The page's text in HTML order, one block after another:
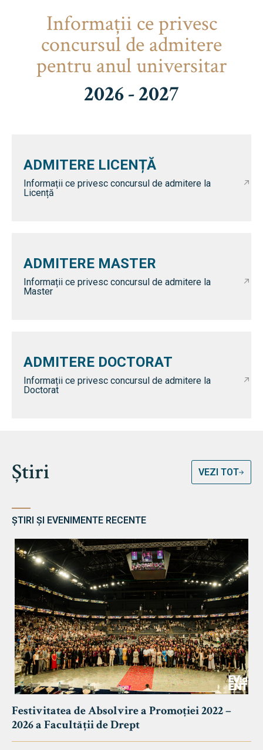
Informaţii ce privesc
concursul de admitere
pentru anul universitar
2026 - 2027
ADMITERE LICENȚĂ
Informații ce privesc concursul de admitere la
Licență
ADMITERE MASTER
Informații ce privesc concursul de admitere la
Master
ADMITERE DOCTORAT
Informații ce privesc concursul de admitere la
Doctorat
Știri VEZI TOT
ȘTIRI ȘI EVENIMENTE RECENTE
Festivitatea de Absolvire a Promoției 2022 –
2026 a Facultății de Drept